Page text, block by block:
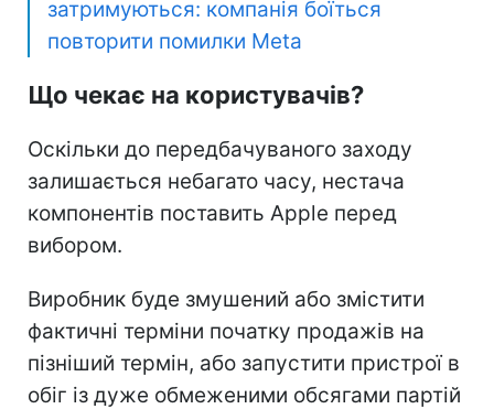
затримуються: компанія боїться
повторити помилки Meta
Що чекає на користувачів?
Оскільки до передбачуваного заходу
залишається небагато часу, нестача
компонентів поставить Apple перед
вибором.
Виробник буде змушений або змістити
фактичні терміни початку продажів на
пізніший термін, або запустити пристрої в
обіг із дуже обмеженими обсягами партій